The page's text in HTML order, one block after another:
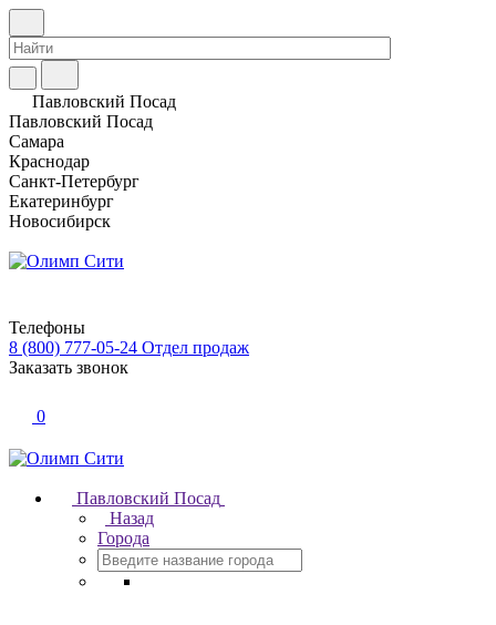
Павловский Посад
Павловский Посад
Самара
Краснодар
Санкт-Петербург
Екатеринбург
Новосибирск
Телефоны
8 (800) 777-05-24 Отдел продаж
Заказать звонок
0
Павловский Посад
Назад
Города